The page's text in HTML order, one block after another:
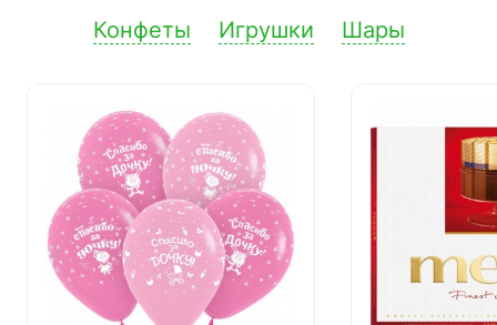
Конфеты Игрушки Шары